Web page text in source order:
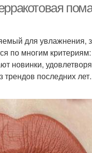
для
по многим
новинки,
последних